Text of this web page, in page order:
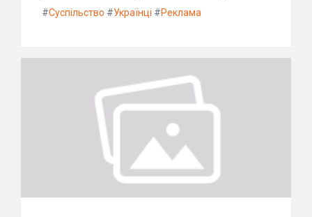
#Суспільство #Українці #Реклама